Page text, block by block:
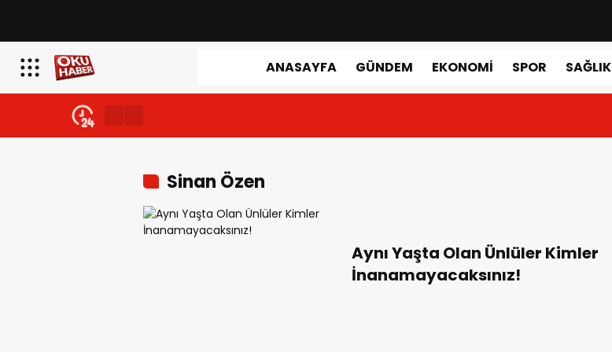
ANASAYFA GÜNDEM EKONOMI SPOR SAĞLIK
Sinan Özen
Aynı Yaşta Olan Ünlüler Kimler
İnanamayacaksınız!